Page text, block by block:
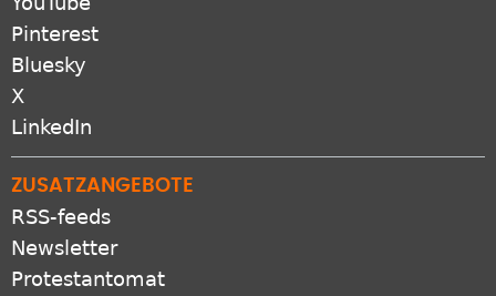
Pinterest
Bluesky
X
LinkedIn
ZUSATZANGEBOTE
RSS-feeds
Newsletter
Protestantomat